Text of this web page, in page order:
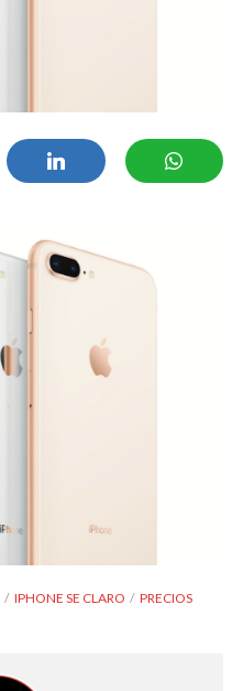
IPHONE SE CLARO
PRECIOS